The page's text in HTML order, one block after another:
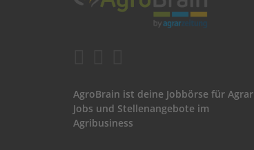
AgroBrain ist deine Jobbörse für Agrar
Jobs und Stellenangebote im
Agribusiness